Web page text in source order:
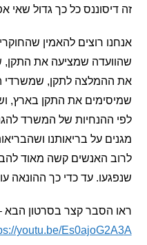
כל כך גדול שאי אפשר
רוצים להאמין שהחוקרים,
שמציעה את התקן, שארגון
לתקן, שמשרדי הגנת
את התקן בארץ,
של המשרד להגנת
על בריאותנו ושהבריאות שלנו
האנשים קשה מאוד להבין שזה
עד כדי כך ההונאה עובדת
קצר בסרטון הבא –
https://youtu.be/